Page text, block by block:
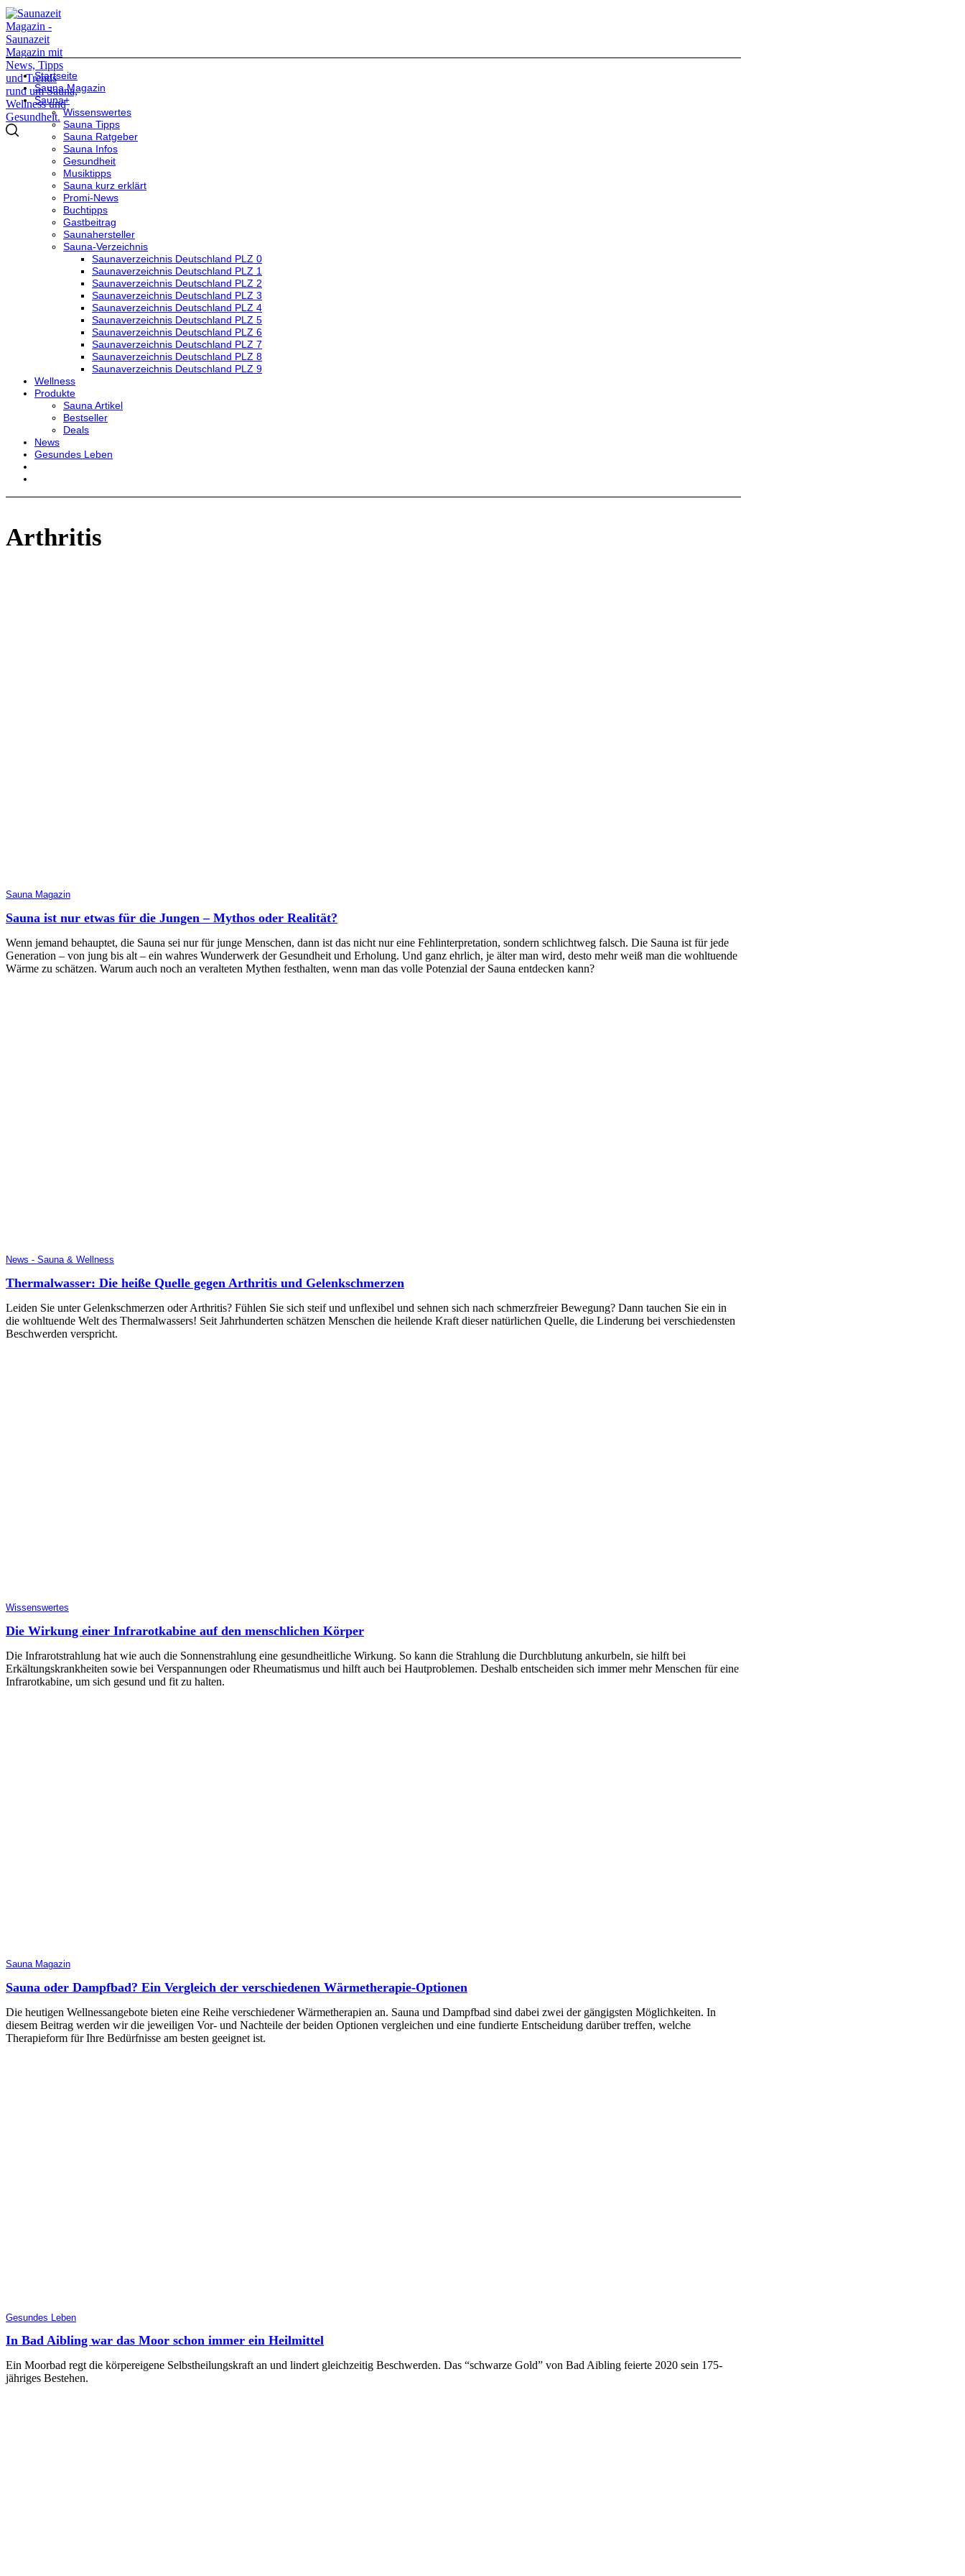
Startseite
Sauna Magazin
Sauna+
Wissenswertes
Sauna Tipps
Sauna Ratgeber
Sauna Infos
Gesundheit
Musiktipps
Sauna kurz erklärt
Promi-News
Buchtipps
Gastbeitrag
Saunahersteller
Sauna-Verzeichnis
Saunaverzeichnis Deutschland PLZ 0
Saunaverzeichnis Deutschland PLZ 1
Saunaverzeichnis Deutschland PLZ 2
Saunaverzeichnis Deutschland PLZ 3
Saunaverzeichnis Deutschland PLZ 4
Saunaverzeichnis Deutschland PLZ 5
Saunaverzeichnis Deutschland PLZ 6
Saunaverzeichnis Deutschland PLZ 7
Saunaverzeichnis Deutschland PLZ 8
Saunaverzeichnis Deutschland PLZ 9
Wellness
Produkte
Sauna Artikel
Bestseller
Deals
News
Gesundes Leben
Arthritis
Sauna Magazin
Sauna ist nur etwas für die Jungen – Mythos oder Realität?
Wenn jemand behauptet, die Sauna sei nur für junge Menschen, dann ist das nicht nur eine Fehlinterpretation, sondern schlichtweg falsch. Die Sauna ist für jede
Generation – von jung bis alt – ein wahres Wunderwerk der Gesundheit und Erholung. Und ganz ehrlich, je älter man wird, desto mehr weiß man die wohltuende
Wärme zu schätzen. Warum auch noch an veralteten Mythen festhalten, wenn man das volle Potenzial der Sauna entdecken kann?
News - Sauna & Wellness
Thermalwasser: Die heiße Quelle gegen Arthritis und Gelenkschmerzen
Leiden Sie unter Gelenkschmerzen oder Arthritis? Fühlen Sie sich steif und unflexibel und sehnen sich nach schmerzfreier Bewegung? Dann tauchen Sie ein in
die wohltuende Welt des Thermalwassers! Seit Jahrhunderten schätzen Menschen die heilende Kraft dieser natürlichen Quelle, die Linderung bei verschiedensten
Beschwerden verspricht.
Wissenswertes
Die Wirkung einer Infrarotkabine auf den menschlichen Körper
Die Infrarotstrahlung hat wie auch die Sonnenstrahlung eine gesundheitliche Wirkung. So kann die Strahlung die Durchblutung ankurbeln, sie hilft bei
Erkältungskrankheiten sowie bei Verspannungen oder Rheumatismus und hilft auch bei Hautproblemen. Deshalb entscheiden sich immer mehr Menschen für eine
Infrarotkabine, um sich gesund und fit zu halten.
Sauna Magazin
Sauna oder Dampfbad? Ein Vergleich der verschiedenen Wärmetherapie-Optionen
Die heutigen Wellnessangebote bieten eine Reihe verschiedener Wärmetherapien an. Sauna und Dampfbad sind dabei zwei der gängigsten Möglichkeiten. In
diesem Beitrag werden wir die jeweiligen Vor- und Nachteile der beiden Optionen vergleichen und eine fundierte Entscheidung darüber treffen, welche
Therapieform für Ihre Bedürfnisse am besten geeignet ist.
Gesundes Leben
In Bad Aibling war das Moor schon immer ein Heilmittel
Ein Moorbad regt die körpereigene Selbstheilungskraft an und lindert gleichzeitig Beschwerden. Das “schwarze Gold” von Bad Aibling feierte 2020 sein 175-
jähriges Bestehen.